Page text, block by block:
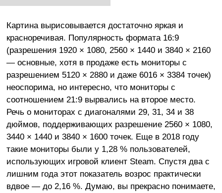
Картина вырисовывается достаточно яркая и
красноречивая. Популярность формата 16:9
(разрешения 1920 × 1080, 2560 × 1440 и 3840 × 2160
— основные, хотя в продаже есть мониторы с
разрешением 5120 × 2880 и даже 6016 × 3384 точек)
неоспорима, но интересно, что мониторы с
соотношением 21:9 вырвались на второе место.
Речь о мониторах с диагоналями 29, 31, 34 и 38
дюймов, поддерживающих разрешение 2560 × 1080,
3440 × 1440 и 3840 × 1600 точек. Еще в 2018 году
такие мониторы были у 1,28 % пользователей,
использующих игровой клиент Steam. Спустя два с
лишним года этот показатель возрос практически
вдвое — до 2,16 %. Думаю, вы прекрасно понимаете,